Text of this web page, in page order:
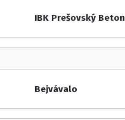
IBK Prešovský Beton
Bejvávalo